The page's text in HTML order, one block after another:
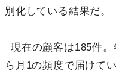
別化している結果だ。
現在の顧客は185件
ら月1の頻度で届けて